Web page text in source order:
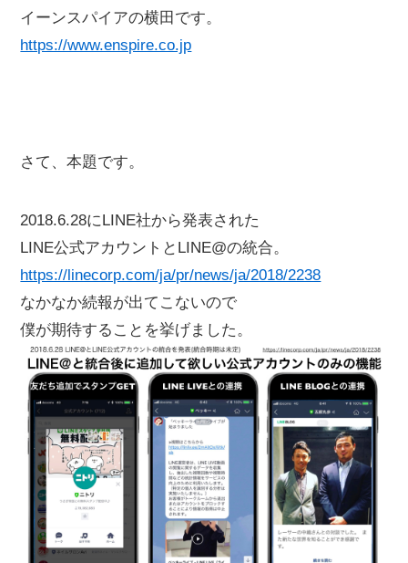
イーンスパイアの横田です。
https://www.enspire.co.jp
さて、本題です。
2018.6.28にLINE社から発表された
LINE公式アカウントとLINE@の統合。
https://linecorp.com/ja/pr/news/ja/2018/2238
なかなか続報が出てこないので
僕が期待することを挙げました。